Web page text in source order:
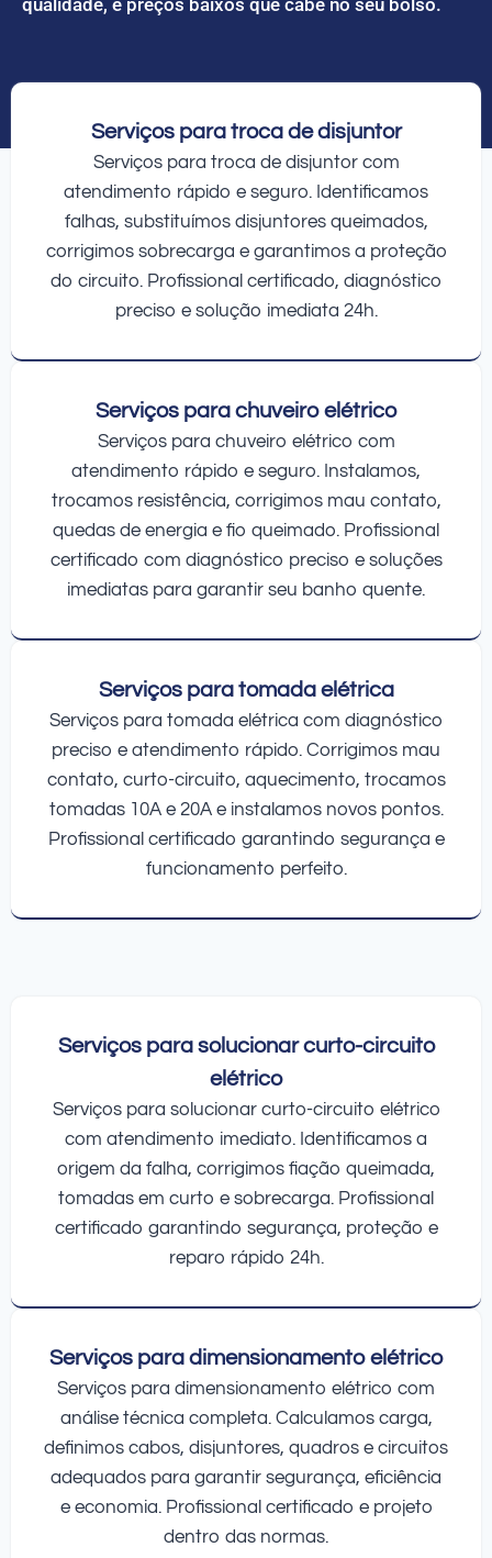
Serviços para troca de disjuntor
Serviços para troca de disjuntor com
atendimento rápido e seguro. Identificamos
falhas, substituímos disjuntores queimados,
corrigimos sobrecarga e garantimos a proteção
do circuito. Profissional certificado, diagnóstico
preciso e solução imediata 24h.
Serviços para chuveiro elétrico
Serviços para chuveiro elétrico com
atendimento rápido e seguro. Instalamos,
trocamos resistência, corrigimos mau contato,
quedas de energia e fio queimado. Profissional
certificado com diagnóstico preciso e soluções
imediatas para garantir seu banho quente.
Serviços para tomada elétrica
Serviços para tomada elétrica com diagnóstico
preciso e atendimento rápido. Corrigimos mau
contato, curto-circuito, aquecimento, trocamos
tomadas 10A e 20A e instalamos novos pontos.
Profissional certificado garantindo segurança e
funcionamento perfeito.
Serviços para solucionar curto-circuito
elétrico
Serviços para solucionar curto-circuito elétrico
com atendimento imediato. Identificamos a
origem da falha, corrigimos fiação queimada,
tomadas em curto e sobrecarga. Profissional
certificado garantindo segurança, proteção e
reparo rápido 24h.
Serviços para dimensionamento elétrico
Serviços para dimensionamento elétrico com
análise técnica completa. Calculamos carga,
definimos cabos, disjuntores, quadros e circuitos
adequados para garantir segurança, eficiência
e economia. Profissional certificado e projeto
dentro das normas.